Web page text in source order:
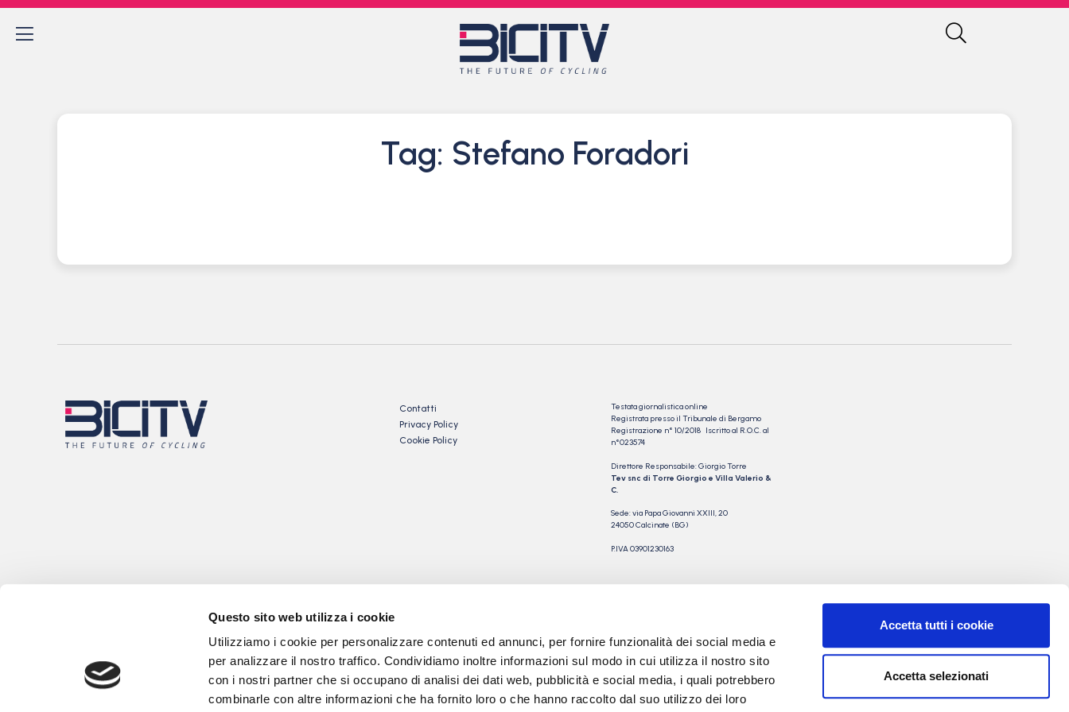
Questo sito web utilizza i cookie
Utilizziamo i cookie per personalizzare contenuti ed annunci, per fornire funzionalità dei social media e
per analizzare il nostro traffico. Condividiamo inoltre informazioni sul modo in cui utilizza il nostro sito
con i nostri partner che si occupano di analisi dei dati web, pubblicità e social media, i quali potrebbero
combinarle con altre informazioni che ha fornito loro o che hanno raccolto dal suo utilizzo dei loro
Accetta tutti i cookie
Accetta selezionati
Tag: Stefano Foradori
Contatti
Privacy Policy
Cookie Policy
Testata giornalistica online
Registrata presso il Tribunale di Bergamo
Registrazione n° 10/2018 Iscritto al R.O.C. al
n°023574
Direttore Responsabile: Giorgio Torre
Tev snc di Torre Giorgio e Villa Valerio &
C.
Sede: via Papa Giovanni XXIII, 20
24050 Calcinate (BG)
P.IVA 03901230163